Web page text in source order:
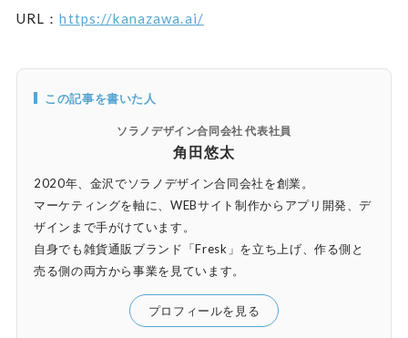
URL：https://kanazawa.ai/
この記事を書いた人
ソラノデザイン合同会社 代表社員
角田悠太
2020年、金沢でソラノデザイン合同会社を創業。
マーケティングを軸に、WEBサイト制作からアプリ開発、デ
ザインまで手がけています。
自身でも雑貨通販ブランド「Fresk」を立ち上げ、作る側と
売る側の両方から事業を見ています。
プロフィールを見る